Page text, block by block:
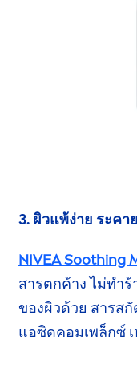
3. ผิวแพ้ง่าย ระคา
NIVEASoothing
สารตกค้างไม่ทำร้
ของผิวด้วย สารส
แอซิดคอมเพล็กซ์